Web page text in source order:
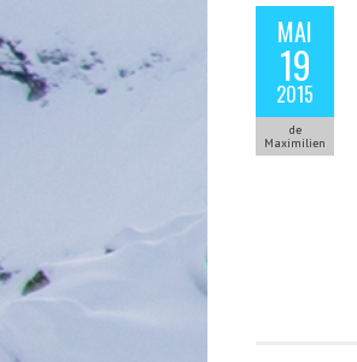
MAI
19
2015
de
Maximilien